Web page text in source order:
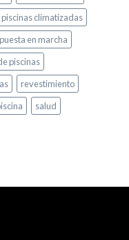
piscinas climatizadas
puesta en marcha
piscinas
revestimiento
salud